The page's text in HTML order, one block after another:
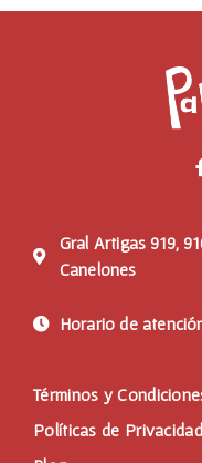
Gral Artigas 919,
Canelones
Horario de
Términos y
Políticas de Privacidad